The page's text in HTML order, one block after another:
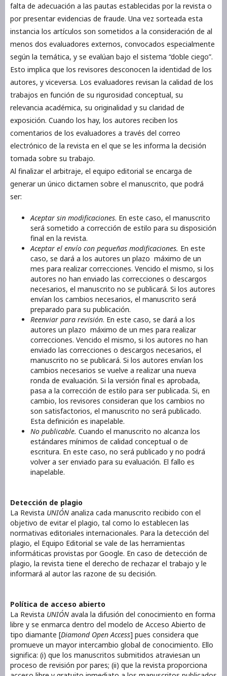
falta de adecuación a las pautas establecidas por la revista o
por presentar evidencias de fraude. Una vez sorteada esta
instancia los artículos son sometidos a la consideración de al
menos dos evaluadores externos, convocados especialmente
según la temática, y se evalúan bajo el sistema “doble ciego”.
Esto implica que los revisores desconocen la identidad de los
autores, y viceversa. Los evaluadores revisan la calidad de los
trabajos en función de su rigurosidad conceptual, su
relevancia académica, su originalidad y su claridad de
exposición. Cuando los hay, los autores reciben los
comentarios de los evaluadores a través del correo
electrónico de la revista en el que se les informa la decisión
tomada sobre su trabajo.
Al finalizar el arbitraje, el equipo editorial se encarga de
generar un único dictamen sobre el manuscrito, que podrá
ser:
Aceptar sin modificaciones. En este caso, el manuscrito
será sometido a corrección de estilo para su disposición
final en la revista.
Aceptar el envío con pequeñas modificaciones. En este
caso, se dará a los autores un plazo máximo de un
mes para realizar correcciones. Vencido el mismo, si los
autores no han enviado las correcciones o descargos
necesarios, el manuscrito no se publicará. Si los autores
envían los cambios necesarios, el manuscrito será
preparado para su publicación.
Reenviar para revisión. En este caso, se dará a los
autores un plazo máximo de un mes para realizar
correcciones. Vencido el mismo, si los autores no han
enviado las correcciones o descargos necesarios, el
manuscrito no se publicará. Si los autores envían los
cambios necesarios se vuelve a realizar una nueva
ronda de evaluación. Si la versión final es aprobada,
pasa a la corrección de estilo para ser publicada. Si, en
cambio, los revisores consideran que los cambios no
son satisfactorios, el manuscrito no será publicado.
Esta definición es inapelable.
No publicable. Cuando el manuscrito no alcanza los
estándares mínimos de calidad conceptual o de
escritura. En este caso, no será publicado y no podrá
volver a ser enviado para su evaluación. El fallo es
inapelable.
Detección de plagio
La Revista UNIÓN analiza cada manuscrito recibido con el
objetivo de evitar el plagio, tal como lo establecen las
normativas editoriales internacionales. Para la detección del
plagio, el Equipo Editorial se vale de las herramientas
informáticas provistas por Google. En caso de detección de
plagio, la revista tiene el derecho de rechazar el trabajo y le
informará al autor las razone de su decisión.
Política de acceso abierto
La Revista UNIÓN avala la difusión del conocimiento en forma
libre y se enmarca dentro del modelo de Acceso Abierto de
tipo diamante [Diamond Open Access] pues considera que
promueve un mayor intercambio global de conocimiento. Ello
significa: (i) que los manuscritos submitidos atraviesan un
proceso de revisión por pares; (ii) que la revista proporciona